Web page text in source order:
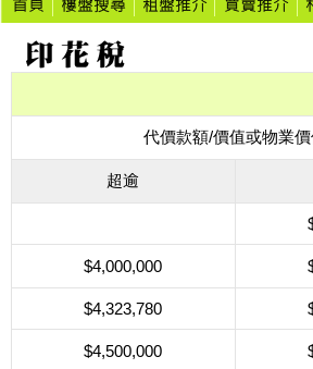
代價款額/價值或物業價
超逾
$4,000,000
$4,323,780
$4,500,000